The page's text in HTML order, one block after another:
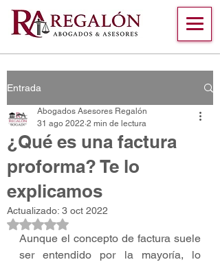
Entrada
¿Qué es una factura
proforma? Te lo
explicamos
Abogados Asesores Regalón
31 ago 2022 2 min de lectura
Actualizado: 3 oct 2022
Obtuvo NaN de 5 estrellas.
Aunque el concepto de factura suele
ser entendido por la mayoría, lo